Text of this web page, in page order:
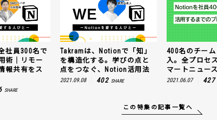
で「知」
学びの点と
活用法
400名のチームにNotion導
入。全プロセスを公開！ス
マートニュースの場合
2021.06.07 427 SHARE
GMOペパボが
使うNotion活
トワークでも
ムーズに！
この特集の記事一覧へ